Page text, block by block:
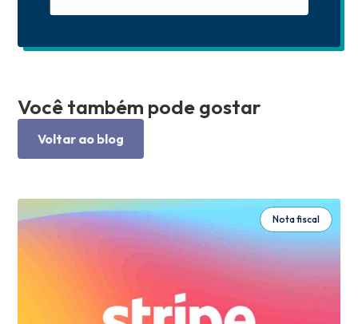
Você também pode gostar
Voltar ao blog
Nota fiscal